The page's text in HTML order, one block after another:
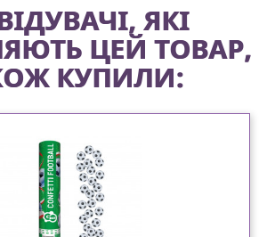
ЯКІ
ЦЕЙ ТОВАР,
КУПИЛИ: